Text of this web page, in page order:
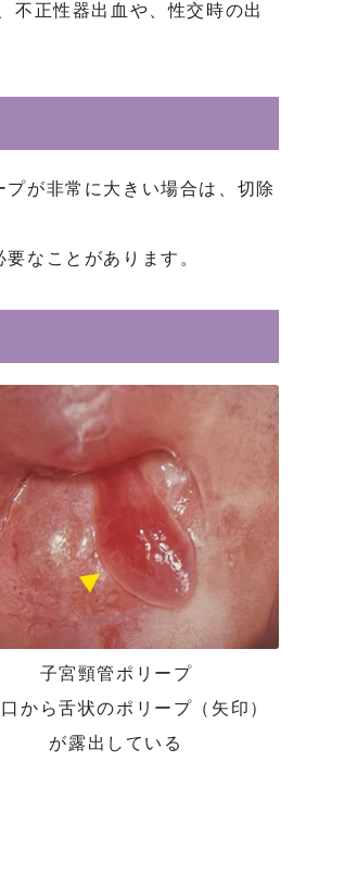
不正性器出血や、性交時の出
が非常に大きい場合は、切除
なことがあります。
子宮頸管ポリープ
から舌状のポリープ（矢印）
が露出している